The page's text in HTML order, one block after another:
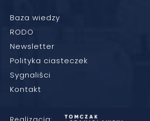
Baza wiedzy
RODO
Newsletter
Polityka ciasteczek
Sygnaliści
Kontakt